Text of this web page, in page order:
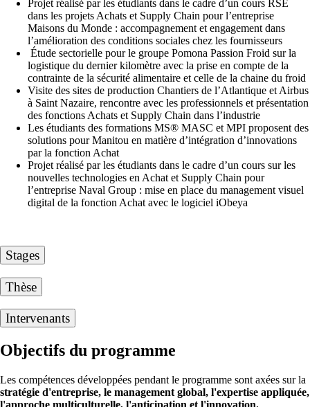
Projet réalisé par les étudiants dans le cadre d’un cours RSE
dans les projets Achats et Supply Chain pour l’entreprise
Maisons du Monde : accompagnement et engagement dans
l’amélioration des conditions sociales chez les fournisseurs
Étude sectorielle pour le groupe Pomona Passion Froid sur la
logistique du dernier kilomètre avec la prise en compte de la
contrainte de la sécurité alimentaire et celle de la chaine du froid
Visite des sites de production Chantiers de l’Atlantique et Airbus
à Saint Nazaire, rencontre avec les professionnels et présentation
des fonctions Achats et Supply Chain dans l’industrie
Les étudiants des formations MS® MASC et MPI proposent des
solutions pour Manitou en matière d’intégration d’innovations
par la fonction Achat
Projet réalisé par les étudiants dans le cadre d’un cours sur les
nouvelles technologies en Achat et Supply Chain pour
l’entreprise Naval Group : mise en place du management visuel
digital de la fonction Achat avec le logiciel iObeya
Stages
Thèse
Intervenants
Objectifs du programme
Les compétences développées pendant le programme sont axées sur la
stratégie d'entreprise, le management global, l'expertise appliquée,
l'approche multiculturelle, l'anticipation et l'innovation.